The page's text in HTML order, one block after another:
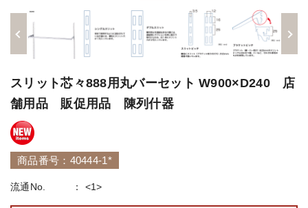
スリット芯々888用丸バーセット W900×D240 店
舗用品 販促用品 陳列什器
商品番号：40444-1*
流通No. <1>